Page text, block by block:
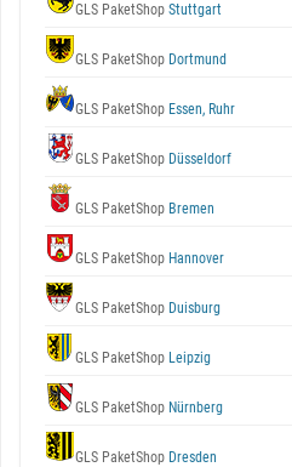
GLS PaketShop Stuttgart
GLS PaketShop Dortmund
GLS PaketShop Essen, Ruhr
GLS PaketShop Düsseldorf
GLS PaketShop Bremen
GLS PaketShop Hannover
GLS PaketShop Duisburg
GLS PaketShop Leipzig
GLS PaketShop Nürnberg
GLS PaketShop Dresden